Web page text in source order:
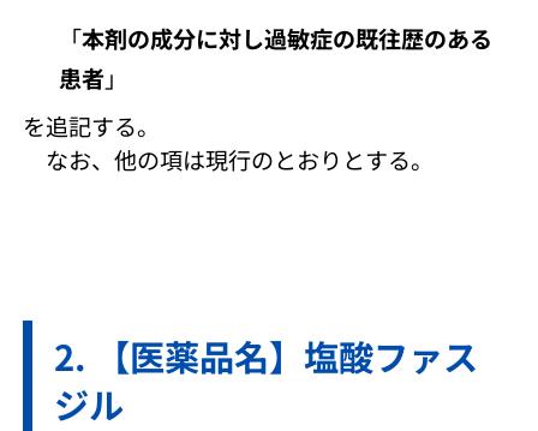
「本剤の成分に対し過敏症の既往歴のある
患者」
を追記する。
なお、他の項は現行のとおりとする。
【医薬品名】塩酸ファス
ジル